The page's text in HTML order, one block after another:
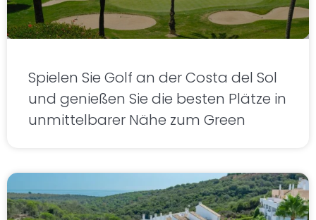
Spielen Sie Golf an der Costa del Sol
und genießen Sie die besten Plätze in
unmittelbarer Nähe zum Green